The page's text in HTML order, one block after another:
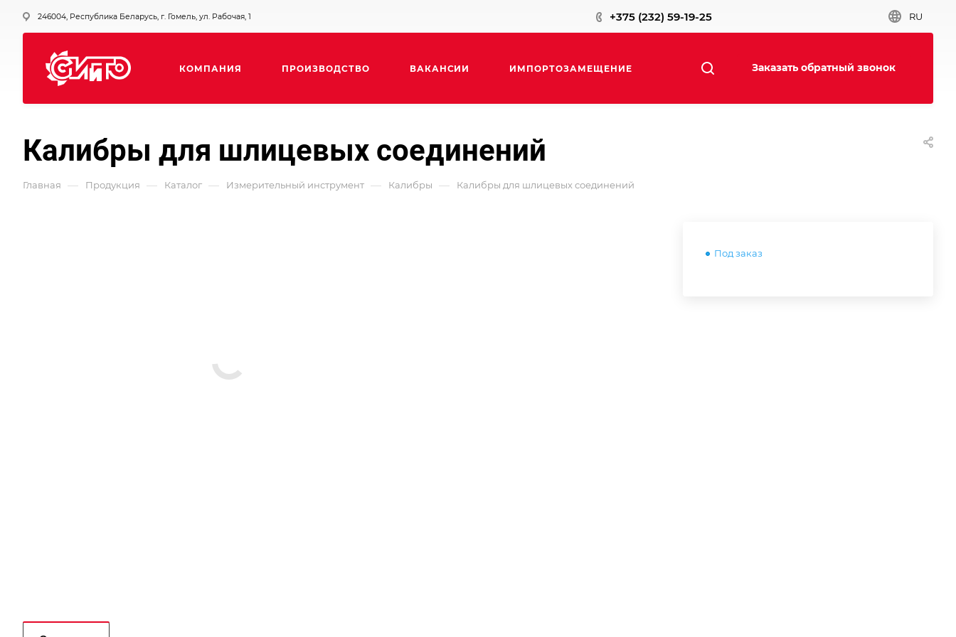
246004, Республика Беларусь, г. Гомель, ул. Рабочая, 1 +375 (232) 59-19-25 RU
КОМПАНИЯ ПРОИЗВОДСТВО ВАКАНСИИ ИМПОРТОЗАМЕЩЕНИЕ Заказать обратный звонок
Калибры для шлицевых соединений
Главная — Продукция — Каталог — Измерительный инструмент — Калибры — Калибры для шлицевых соединений
Под заказ